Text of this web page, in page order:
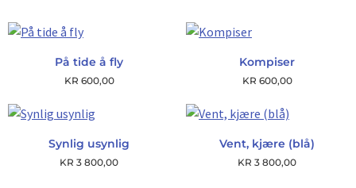
På tide å fly
KR 600,00
Kompiser
KR 600,00
Synlig usynlig
KR 3 800,00
Vent, kjære (blå)
KR 3 800,00